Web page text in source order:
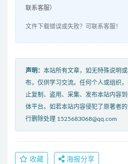
联系客服）
文件下载错误或失败？可联系客服！
声明： 本站所有文章，如无特殊说明
布，仅供学习交流。任何个人或组织
止复制、盗用、采集、发布本站内容
体平台。如若本站内容侵犯了原著者
行删除处理 1525683068@qq.com
收藏 海报分享